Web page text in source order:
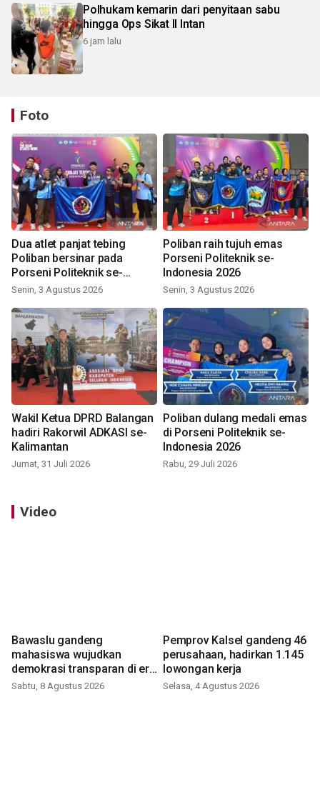
Polhukam kemarin dari penyitaan sabu
hingga Ops Sikat II Intan
6 jam lalu
Foto
Dua atlet panjat tebing
Poliban bersinar pada
Porseni Politeknik se-
Indonesia 2026
Senin, 3 Agustus 2026
Poliban raih tujuh emas
Porseni Politeknik se-
Indonesia 2026
Senin, 3 Agustus 2026
Wakil Ketua DPRD Balangan
hadiri Rakorwil ADKASI se-
Kalimantan
Jumat, 31 Juli 2026
Poliban dulang medali emas
di Porseni Politeknik se-
Indonesia 2026
Rabu, 29 Juli 2026
Video
Bawaslu gandeng
mahasiswa wujudkan
demokrasi transparan di era
digital
Sabtu, 8 Agustus 2026
Pemprov Kalsel gandeng 46
perusahaan, hadirkan 1.145
lowongan kerja
Selasa, 4 Agustus 2026